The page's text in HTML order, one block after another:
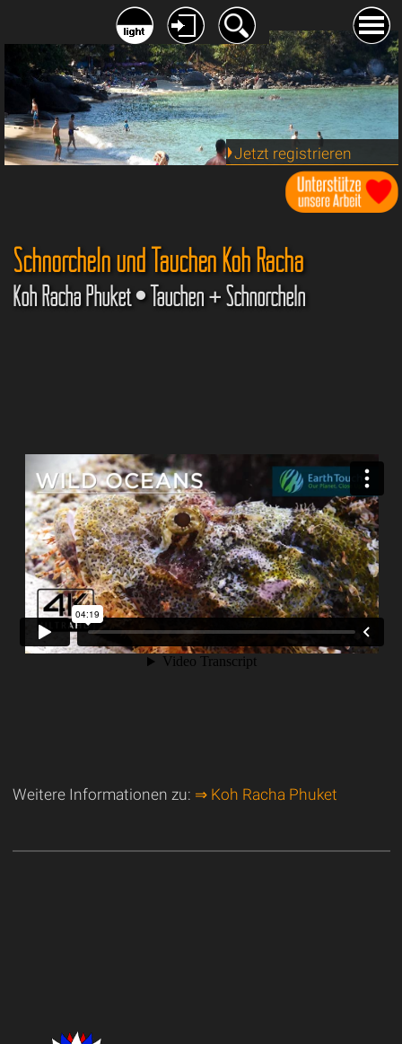
Jetzt registrieren
Schnorcheln und Tauchen Koh Racha
Koh Racha Phuket • Tauchen + Schnorcheln
Weitere Informationen zu: ⇒ Koh Racha Phuket